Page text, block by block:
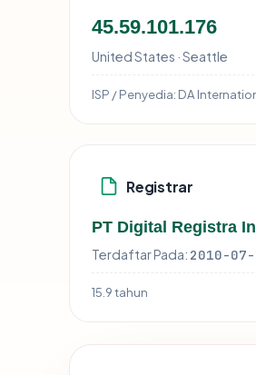
45.59.101.176
United States · Seattle
ISP / Penyedia: DA
Registrar
PT Digital Registra
Terdaftar Pada: 2010-
15.9 tahun